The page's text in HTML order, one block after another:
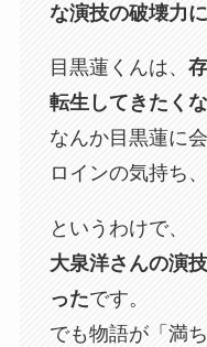
な演技の破壊力
目黒蓮くんは、
転生してきたく
なんか目黒蓮に
ロインの気持ち
というわけで、
大泉洋さんの演
ったです。
でも物語が「満